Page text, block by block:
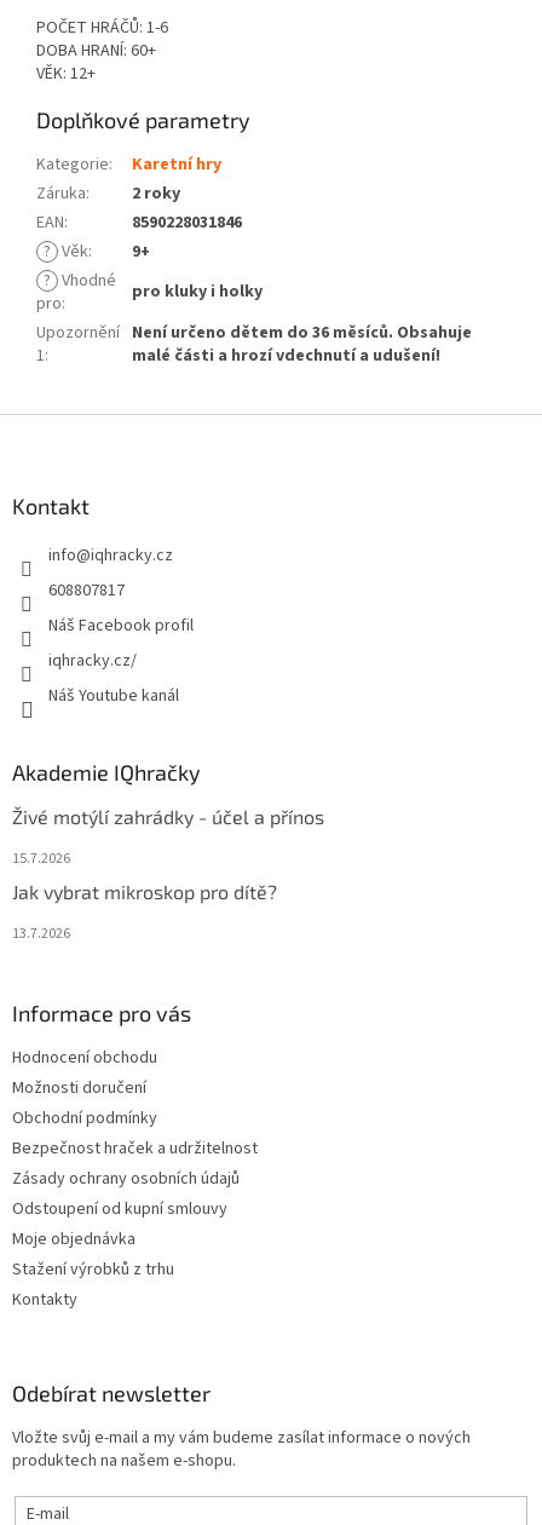
POČET HRÁČŮ: 1-6
DOBA HRANÍ: 60+
VĚK: 12+
Doplňkové parametry
Kategorie:
Karetní hry
Záruka:
2 roky
EAN:
8590228031846
? Věk:
9+
? Vhodné
pro:
pro kluky i holky
Upozornění
1:
Není určeno dětem do 36 měsíců. Obsahuje
malé části a hrozí vdechnutí a udušení!
Kontakt
info@iqhracky.cz
608807817
Náš Facebook profil
iqhracky.cz/
Náš Youtube kanál
Akademie IQhračky
Živé motýlí zahrádky - účel a přínos
15.7.2026
Jak vybrat mikroskop pro dítě?
13.7.2026
Informace pro vás
Hodnocení obchodu
Možnosti doručení
Obchodní podmínky
Bezpečnost hraček a udržitelnost
Zásady ochrany osobních údajů
Odstoupení od kupní smlouvy
Moje objednávka
Stažení výrobků z trhu
Kontakty
Odebírat newsletter
Vložte svůj e-mail a my vám budeme zasílat informace o nových
produktech na našem e-shopu.
E-mail